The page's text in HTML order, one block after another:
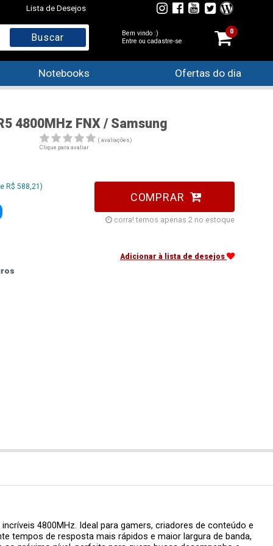
Lista de Desejos
Bem vindo :)
Entre ou cadastre-se
0
Notebooks Ofertas do dia
4800MHz FNX / Samsung
( avaliações)
Clique para avaliar
R$ 588,21)
COMPRAR
corra! temos apenas 2 no estoque
Adicionar à lista de desejos
4800MHz. Ideal para gamers, criadores de conteúdo e
tempos de resposta mais rápidos e maior largura de banda,